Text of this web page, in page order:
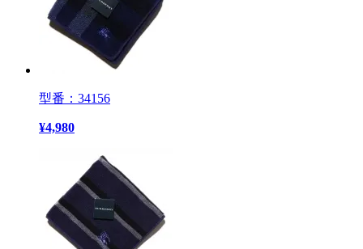
型番：34156
¥4,980